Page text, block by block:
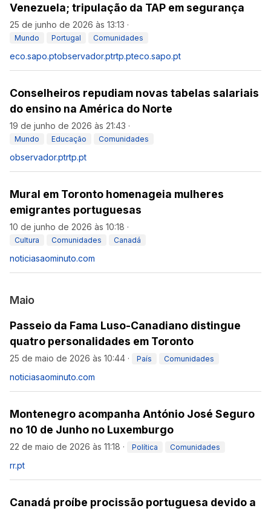
Venezuela; tripulação da TAP em segurança
25 de junho de 2026 às 13:13 ·
Mundo Portugal Comunidades
eco.sapo.ptobservador.ptrtp.pteco.sapo.pt
Conselheiros repudiam novas tabelas salariais
do ensino na América do Norte
19 de junho de 2026 às 21:43 ·
Mundo Educação Comunidades
observador.ptrtp.pt
Mural em Toronto homenageia mulheres
emigrantes portuguesas
10 de junho de 2026 às 10:18 ·
Cultura Comunidades Canadá
noticiasaominuto.com
Maio
Passeio da Fama Luso-Canadiano distingue
quatro personalidades em Toronto
25 de maio de 2026 às 10:44 · País Comunidades
noticiasaominuto.com
Montenegro acompanha António José Seguro
no 10 de Junho no Luxemburgo
22 de maio de 2026 às 11:18 · Política Comunidades
rr.pt
Canadá proíbe procissão portuguesa devido a